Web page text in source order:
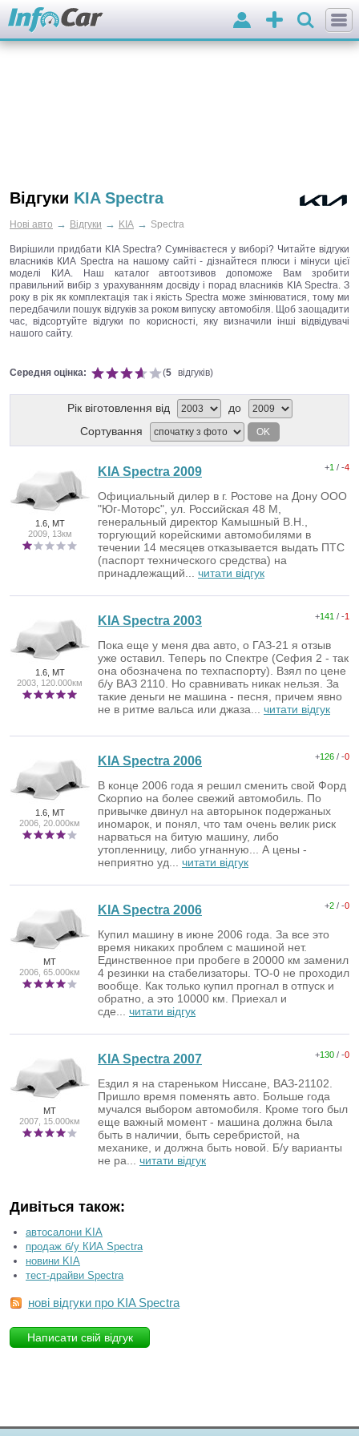
Додати
оголошення
Вхід
Відгуки KIA Spectra
Нові авто → Відгуки → KIA → Spectra
Вирішили придбати KIA Spectra? Сумніваєтеся у виборі? Читайте відгуки
власників КИА Spectra на нашому сайті - дізнайтеся плюси і мінуси цієї
моделі КИА. Наш каталог автоотзивов допоможе Вам зробити
правильний вибір з урахуванням досвіду і порад власників KIA Spectra. З
року в рік як комплектація так і якість Spectra може змінюватися, тому ми
передбачили пошук відгуків за роком випуску автомобіля. Щоб заощадити
час, відсортуйте відгуки по корисності, яку визначили інші відвідувачі
нашого сайту.
Середня оцінка: (5 відгуків)
Рік віготовлення від
до
Сортування
OK
1.6, MT
2009, 13км
+1 / -4
KIA Spectra 2009
Официальный дилер в г. Ростове на Дону ООО
"Юг-Моторс", ул. Российская 48 М,
генеральный директор Камышный В.Н.,
торгующий корейскими автомобилями в
течении 14 месяцев отказывается выдать ПТС
(паспорт технического средства) на
принадлежащий... читати відгук
1.6, MT
2003, 120.000км
+141 / -1
KIA Spectra 2003
Пока еще у меня два авто, о ГАЗ-21 я отзыв
уже оставил. Теперь по Спектре (Сефия 2 - так
она обозначена по техпаспорту). Взял по цене
б/у ВАЗ 2110. Но сравнивать никак нельзя. За
такие деньги не машина - песня, причем явно
не в ритме вальса или джаза... читати відгук
1.6, MT
2006, 20.000км
+126 / -0
KIA Spectra 2006
В конце 2006 года я решил сменить свой Форд
Скорпио на более свежий автомобиль. По
привычке двинул на авторынок подержаных
иномарок, и понял, что там очень велик риск
нарваться на битую машину, либо
утопленницу, либо угнанную... А цены -
неприятно уд... читати відгук
MT
2006, 65.000км
+2 / -0
KIA Spectra 2006
Купил машину в июне 2006 года. За все это
время никаких проблем с машиной нет.
Единственное при пробеге в 20000 км заменил
4 резинки на стабелизаторы. ТО-0 не проходил
вообще. Как только купил прогнал в отпуск и
обратно, а это 10000 км. Приехал и
сде... читати відгук
MT
2007, 15.000км
+130 / -0
KIA Spectra 2007
Ездил я на стареньком Ниссане, ВАЗ-21102.
Пришло время поменять авто. Больше года
мучался выбором автомобиля. Кроме того был
еще важный момент - машина должна была
быть в наличии, быть серебристой, на
механике, и должна быть новой. Б/у варианты
не ра... читати відгук
Дивіться також:
автосалони KIA
продаж б/у КИА Spectra
новини KIA
тест-драйви Spectra
нові відгуки про KIA Spectra
Написати свій відгук